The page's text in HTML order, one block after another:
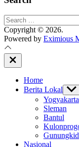
Search
for:
Copyright © 2026.
Powered by Eximious
Close
Off
Home
Berita Lokal Show
sub
menu
Yogyakarta
Sleman
Bantul
Nasional